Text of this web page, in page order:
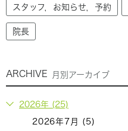
スタッフ，お知らせ，予約
院長
ARCHIVE 月別アーカイブ
2026年 (25)
2026年7月 (5)